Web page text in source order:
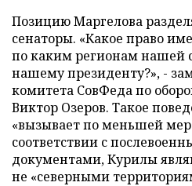
Позицию Маргелова
сенаторы. «Какое право
по каким регионам нашей
нашему президенту?», -
комитета СовФедапо
Виктор Озеров. Такое
«вызывает по меньшей
соответствии с
документами, Курилы
не «северными